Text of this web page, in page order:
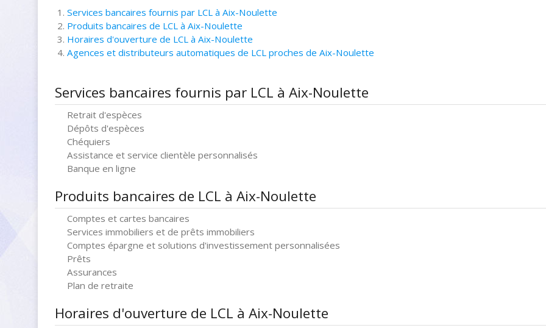
Services bancaires fournis par LCL à Aix-Noulette
Produits bancaires de LCL à Aix-Noulette
Horaires d'ouverture de LCL à Aix-Noulette
Agences et distributeurs automatiques de LCL proches de Aix-Noulette
Services bancaires fournis par LCL à Aix-Noulette
Retrait d'espèces
Dépôts d'espèces
Chéquiers
Assistance et service clientèle personnalisés
Banque en ligne
Produits bancaires de LCL à Aix-Noulette
Comptes et cartes bancaires
Services immobiliers et de prêts immobiliers
Comptes épargne et solutions d'investissement personnalisées
Prêts
Assurances
Plan de retraite
Horaires d'ouverture de LCL à Aix-Noulette